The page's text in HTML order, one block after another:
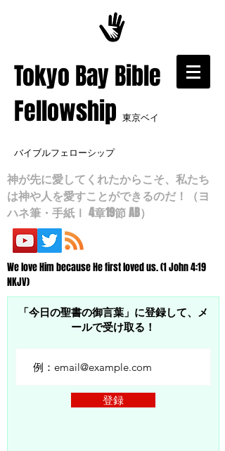
​Tokyo Bay Bible
Fellowship 東京ベイ
バイブルフェローシップ
神が先に愛してくれたからこそ、私たち
は神や人を愛すことができるのだ！（ヨ
ハネ筆・手紙Ⅰ 4章19節 AB）
We love Him because He first loved us. (1 John 4:19
NKJV)
「今日の聖書の御言葉」に登録して、メ
ールで受け取る！
登録